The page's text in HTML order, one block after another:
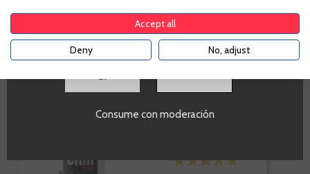
- + AÑADIR AL CARRITO
Cair Cuvee
aplicable. Confirma si tienes más de18años
Consume con moderación
Accept all
Deny No, adjust